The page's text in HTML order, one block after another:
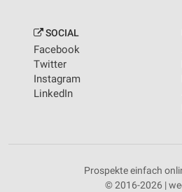
SOCIAL
Facebook
Twitter
Instagram
LinkedIn
Prospekte einfach
© 2016-2026 |